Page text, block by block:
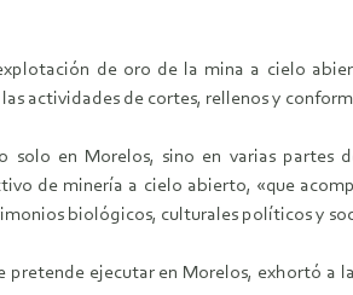
de oro de la mina a cielo
actividades de cortes, rellenos y
solo en Morelos, sino en varias partes
de minería a cielo abierto, «que
biológicos, culturales políticos y
pretende ejecutar en Morelos, exhortó